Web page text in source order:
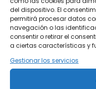
del dispositivo. El
permitirá procesar datos
navegación o las
consentir o retirar el
a ciertas características y
Gestionar los servicios
1
2
3